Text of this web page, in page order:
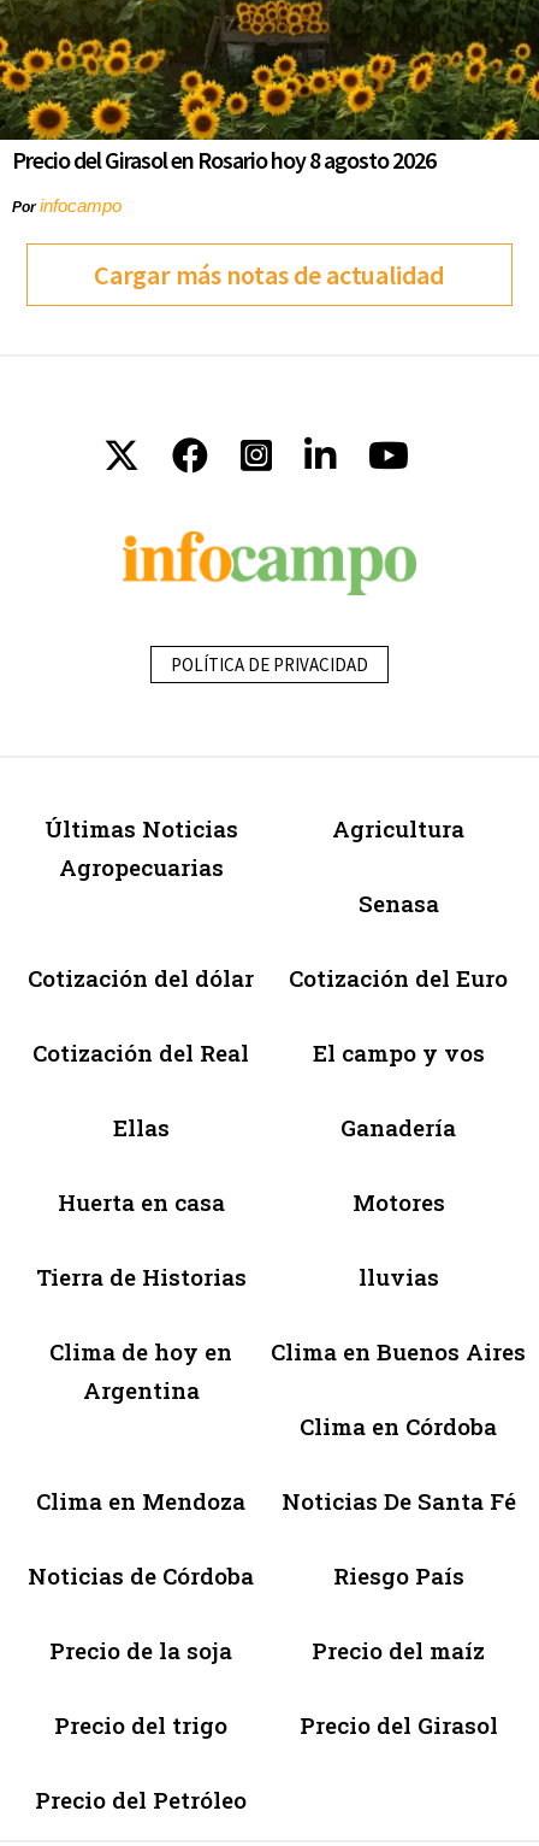
Precio del Girasol en Rosario hoy 8 agosto 2026
Porinfocampo
Cargar más notas de actualidad
POLÍTICA DE PRIVACIDAD
Últimas Noticias
Agropecuarias
Agricultura
Senasa
Cotización del dólar Cotización del Euro
Cotización del Real El campo y vos
Ellas Ganadería
Huerta en casa Motores
Tierra de Historias lluvias
Clima de hoy en
Argentina
Clima en Buenos Aires
Clima en Córdoba
Clima en Mendoza Noticias De Santa Fé
Noticias de Córdoba Riesgo País
Precio de la soja Precio del maíz
Precio del trigo Precio del Girasol
Precio del Petróleo